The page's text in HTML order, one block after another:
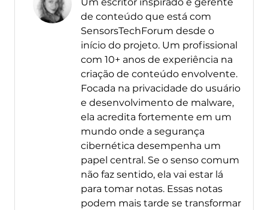
de conteúdo que está com
SensorsTechForum desde o
início do projeto. Um profissional
com 10+ anos de experiência na
criação de conteúdo envolvente.
Focada na privacidade do usuário
e desenvolvimento de malware,
ela acredita fortemente em um
mundo onde a segurança
cibernética desempenha um
papel central. Se o senso comum
não faz sentido, ela vai estar lá
para tomar notas. Essas notas
podem mais tarde se transformar